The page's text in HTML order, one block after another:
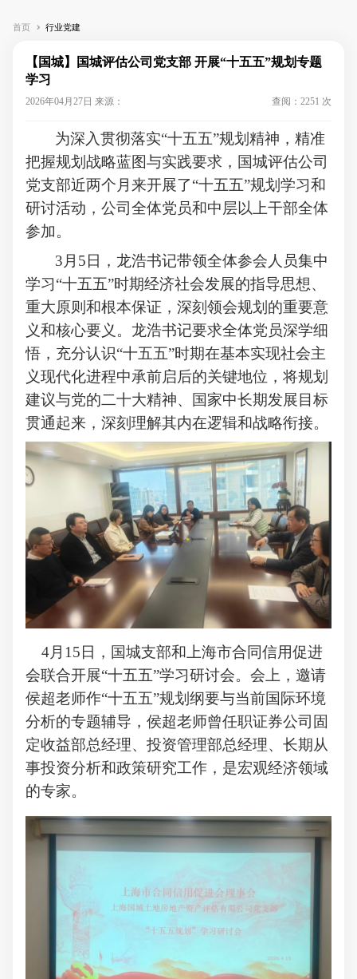
首页 行业党建
【国城】国城评估公司党支部 开展“十五五”规划专题
学习
2026年04月27日 来源： 查阅：2251 次
为深入贯彻落实“十五五”规划精神，精准
把握规划战略蓝图与实践要求，国城评估公司
党支部近两个月来开展了“十五五”规划学习和
研讨活动，公司全体党员和中层以上干部全体
参加。
3月5日， 龙浩书记带领全体参会人员集中
学习“十五五”时期经济社会发展的指导思想、
重大原则和根本保证 ，深刻领会规划的重要意
义和核心要义。龙浩书记要求全体党员深学细
悟， 充分认识“十五五”时期在基本实现社会主
义现代化进程中承前启后的关键地位， 将规划
建议与党的二十大精神、国家中长期发展目标
贯通起来，深刻理解其内在逻辑和战略衔接。
4月 1 5日，国城支部和上海市合同信用促进
会联合开展“十五五”学习研讨会。会上，邀请
侯超老师作“十五五”规划纲要与当前国际环境
分析的专题辅导，侯超老师曾任职证券公司固
定收益部总经理、投资管理部总经理、长期从
事投资分析和政策研究工作，是宏观经济领域
的专家。